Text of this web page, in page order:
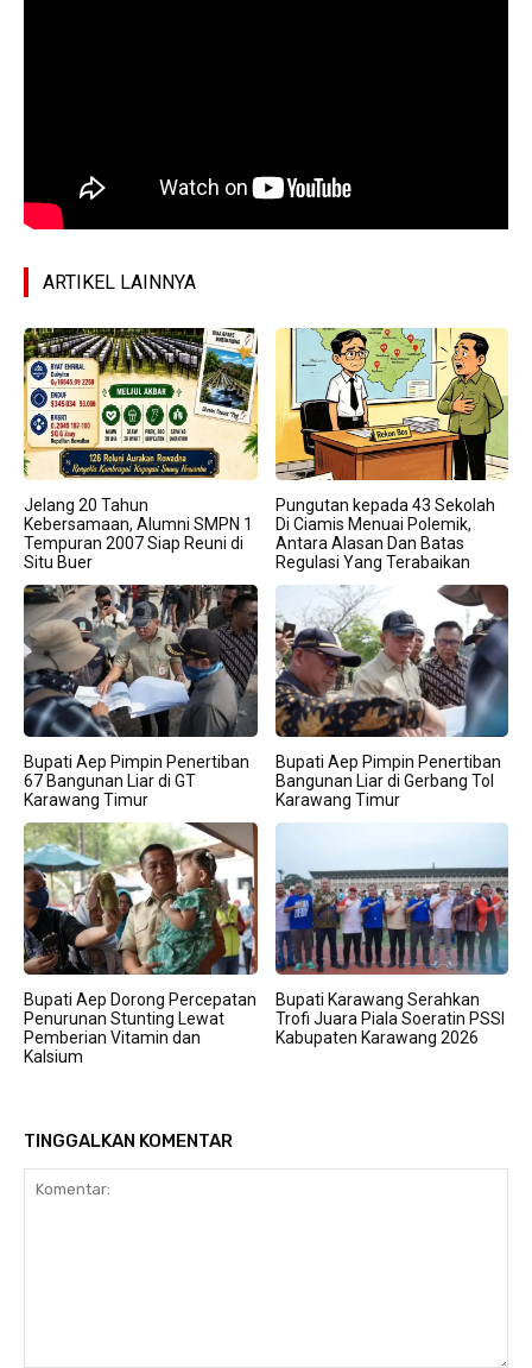
ARTIKEL LAINNYA
Jelang 20 Tahun
Kebersamaan, Alumni SMPN 1
Tempuran 2007 Siap Reuni di
Situ Buer
Pungutan kepada 43 Sekolah
Di Ciamis Menuai Polemik,
Antara Alasan Dan Batas
Regulasi Yang Terabaikan
Bupati Aep Pimpin Penertiban
67 Bangunan Liar di GT
Karawang Timur
Bupati Aep Pimpin Penertiban
Bangunan Liar di Gerbang Tol
Karawang Timur
Bupati Aep Dorong Percepatan
Penurunan Stunting Lewat
Pemberian Vitamin dan
Kalsium
Bupati Karawang Serahkan
Trofi Juara Piala Soeratin PSSI
Kabupaten Karawang 2026
TINGGALKAN KOMENTAR